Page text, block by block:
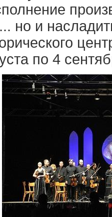
но и
по 4